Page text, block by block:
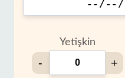
Yetişkin
- +